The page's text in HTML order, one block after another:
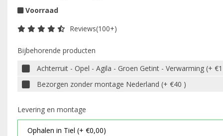
Voorraad
Reviews(100+)
Bijbehorende producten
Achterruit - Opel - Agila - Groen Getint - Verwarming (+
Bezorgen zonder montage Nederland (+ €40 )
Levering en montage